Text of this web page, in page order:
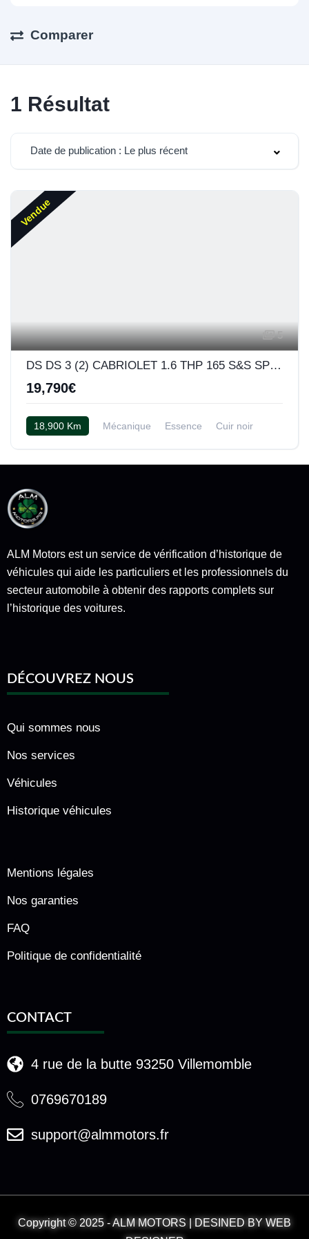
Comparer
1 Résultat
Date de publication : Le plus récent
Vendue
5
DS DS 3 (2) CABRIOLET 1.6 THP 165 S&S SPORT CHIC BV6
19,790€
18,900 Km Mécanique Essence Cuir noir
ALM Motors est un service de vérification d’historique de
véhicules qui aide les particuliers et les professionnels du
secteur automobile à obtenir des rapports complets sur
l’historique des voitures.
DÉCOUVREZ NOUS
Qui sommes nous
Nos services
Véhicules
Historique véhicules
Mentions légales
Nos garanties
FAQ
Politique de confidentialité
CONTACT
4 rue de la butte 93250 Villemomble
0769670189
support@almmotors.fr
Copyright © 2025 - ALM MOTORS | DESINED BY WEB